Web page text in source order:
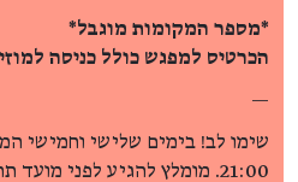
*מספר המקומות מוגבל*
הכרטיס למפגש כולל כניסה
—
שימו לב! בימים שלישי וחמישי
21:00. מומלץ להגיע לפני